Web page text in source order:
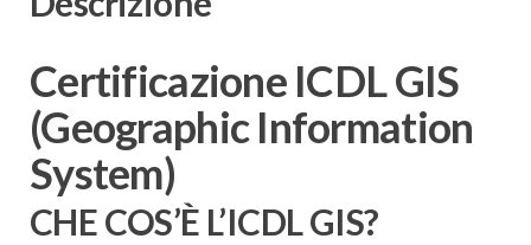
Certificazione ICDL GIS
(Geographic Information
System)
CHE COS’È L’ICDL GIS?